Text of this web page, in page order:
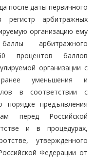
после даты первичного
арбитражных
организацию ему
арбитражного
процентов баллов
организации с
уменьшения и
в соответствии с
предъявления
перед Российской
и в процедурах,
утвержденного
Федерации от